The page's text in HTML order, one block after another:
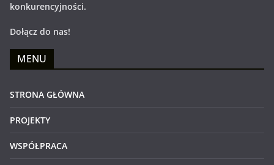
konkurencyjności.
Dołącz do nas!
MENU
STRONA GŁÓWNA
PROJEKTY
WSPÓŁPRACA